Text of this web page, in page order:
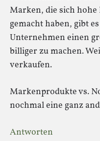
Marken, die sich hohe
gemacht haben, gibt
Unternehmen einen
billiger zu machen.
verkaufen.
Markenprodukte vs.
nochmal eine ganz
Antworten